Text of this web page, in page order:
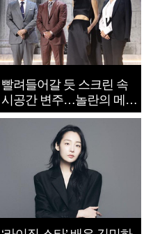
빨려들어갈 듯 스크린 속
시공간 변주…놀란의 메시
지는 ‘전쟁 속죄’